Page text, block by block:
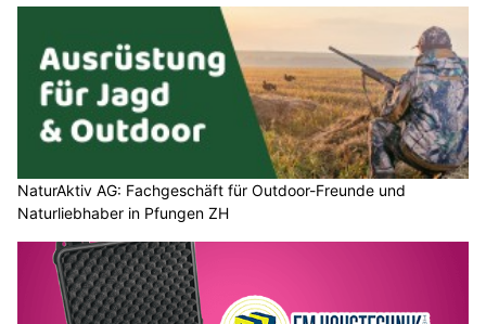
NaturAktiv AG: Fachgeschäft für Outdoor-Freunde und
Naturliebhaber in Pfungen ZH